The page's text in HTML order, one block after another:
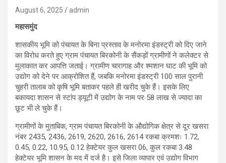
August 6, 2025 admin
महासमुंद
शासकीय भूमि को पंचायत के बिना प्रस्ताव के मनोरमा इंडस्ट्री को दिए जाने
का विरोध करते हुए ग्राम पंचायत बिरकोनी के सैंकड़ों ग्रामीणों ने कलेक्टर से
मुलाकात कर आपत्ति जताई। ग्रामीण चारागाह और श्मशान घाट की भूमि को
उद्योग को देने पर आक्रोशित हैं, जबकि मनोरमा इंडस्ट्री 100 साल पुरानी
चुहरी तालाब को कृषि भूमि बताकर पहले ही खरीद चुके हैं। इसके लिए
बकायदा शासन से स्टांप ड्यूटी में उद्योग के नाम पर 58 लाख से ज्यादा का
छूट भी ले चुके हैं।
ग्रामीणों के मुताबिक, ग्राम पंचायत बिरकोनी के औद्योगिक क्षेत्र से दूर खसरा
नंबर 2435, 2436, 2619, 2620, 2616, 2614 रकबा क्रमशः 1.72,
0.45, 0.22, 10.95, 0.12 हेक्टेयर कुल खसरा 06, कुल रकबा 3.48
हेक्टेयर भूमि शासन के मद में दर्ज है। इसे जिला व्यापार एवं उद्योग विभाग